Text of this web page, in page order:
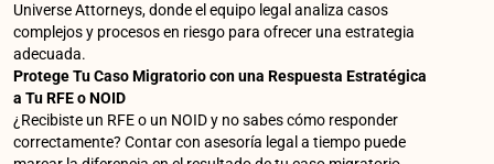
Universe Attorneys, donde el equipo legal analiza casos
complejos y procesos en riesgo para ofrecer una estrategia
adecuada.
Protege Tu Caso Migratorio con una Respuesta Estratégica
a Tu RFE o NOID
¿Recibiste un RFE o un NOID y no sabes cómo responder
correctamente? Contar con asesoría legal a tiempo puede